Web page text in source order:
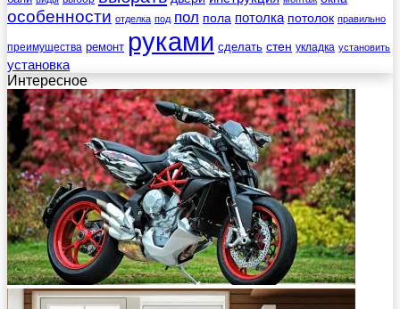
особенности отделка под пол пола потолка потолок правильно
преимущества ремонт руками сделать стен укладка установить
установка
Интересное